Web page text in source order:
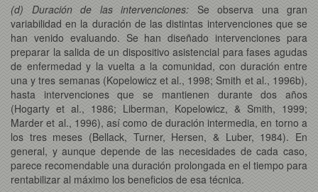
(d) Duración de las intervenciones: Se observa una gran
variabilidad en la duración de las distintas intervenciones que se
han venido evaluando. Se han diseñado intervenciones para
preparar la salida de un dispositivo asistencial para fases agudas
de enfermedad y la vuelta a la comunidad, con duración entre
una y tres semanas (Kopelowicz et al., 1998; Smith et al., 1996b),
hasta intervenciones que se mantienen durante dos años
(Hogarty et al., 1986; Liberman, Kopelowicz, & Smith, 1999;
Marder et al., 1996), así como de duración intermedia, en torno a
los tres meses (Bellack, Turner, Hersen, & Luber, 1984). En
general, y aunque depende de las necesidades de cada caso,
parece recomendable una duración prolongada en el tiempo para
rentabilizar al máximo los beneficios de esa técnica.